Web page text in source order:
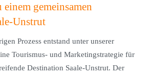
gemeinsamen
Unstrut
Prozess entstand unter unserer
Tourismus- und Marketingstrategie für
Destination Saale-Unstrut. Der